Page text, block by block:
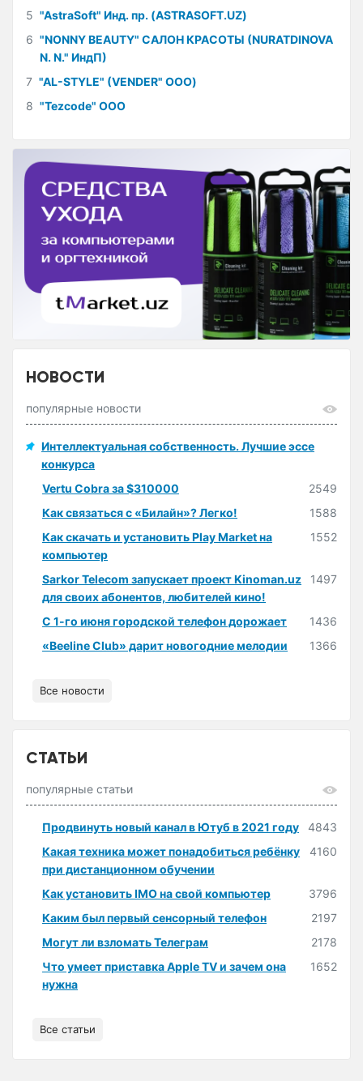
5 "AstraSoft" Инд. пр. (ASTRASOFT.UZ)
6 "NONNY BEAUTY" САЛОН КРАСОТЫ (NURATDINOVA
N. N." ИндП)
7 "AL-STYLE" (VENDER" ООО)
8 "Tezcode" ООО
НОВОСТИ
популярные новости
Интеллектуальная собственность. Лучшие эссе
конкурса
Vertu Cobra за $310000
2549
Как связаться с «Билайн»? Легко!
1588
Как скачать и установить Play Market на
компьютер
1552
Sarkor Telecom запускает проект Kinoman.uz
для своих абонентов, любителей кино!
1497
С 1-го июня городской телефон дорожает
1436
«Beeline Club» дарит новогодние мелодии
1366
Все новости
СТАТЬИ
популярные статьи
Продвинуть новый канал в Ютуб в 2021 году
4843
Какая техника может понадобиться ребёнку
при дистанционном обучении
4160
Как установить IMO на свой компьютер
3796
Каким был первый сенсорный телефон
2197
Могут ли взломать Телеграм
2178
Что умеет приставка Apple TV и зачем она
нужна
1652
Все статьи